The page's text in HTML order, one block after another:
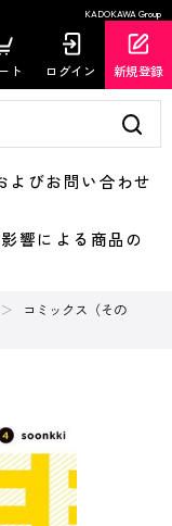
KADOKAWA Group
ト ログイン 新規登録
びお問い合わせ
響による商品の
コミックス（その